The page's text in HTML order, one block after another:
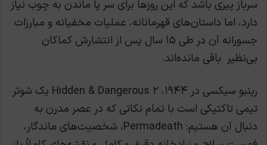
سرباز پیری باشد که این روزها برای سر پا ماندن به چوب نیاز
دارد، اما داستان‌های قهرمانانه، عملیات مخفیانه و مبارزات
جسورانه آن در طی ۱۵ سال پس از انتشارش کماکان
بی‌نظیر باقی مانده‌اند.
رینبو سیکسی در ۱۹۴۴، Hidden & Dangerous ۲ یک شوتر
تیمی تاکتیکی است با تمام نکاتی که در عصر مدرن به
دنبال آن هستیم: Permadeath، شخصیت‌های ماندگار،